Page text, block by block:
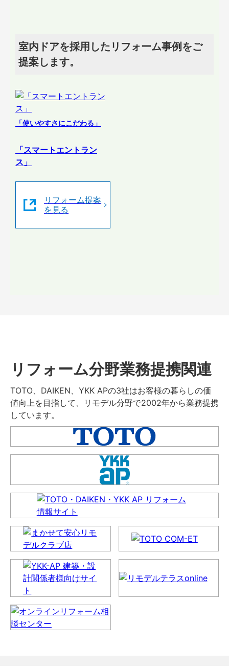
室内ドアを採用したリフォーム事例をご
提案します。
「使いやすさにこだわる」
「スマートエントラン
ス」
リフォーム提案
を見る
リフォーム分野業務提携関連
TOTO、DAIKEN、YKK APの3社はお客様の暮らしの価
値向上を目指して、リモデル分野で2002年から業務提携
しています。